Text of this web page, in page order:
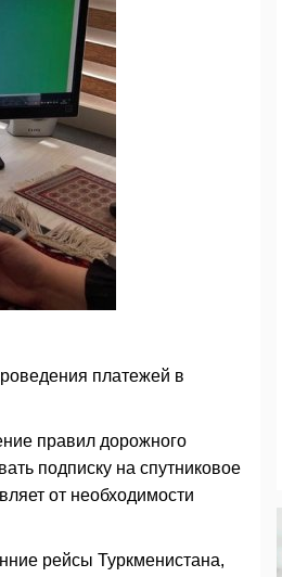
платежей в
правил дорожного
подписку на спутниковое
от необходимости
рейсы Туркменистана,